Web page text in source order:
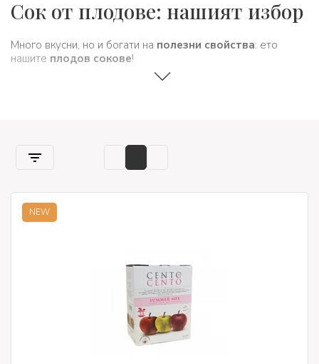
Сок от плодове: нашият избор
Много вкусни, но и богати на полезни свойства: ето
нашите плодов сокове!
NEW